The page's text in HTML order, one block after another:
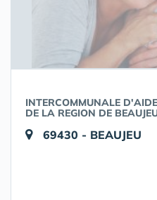
INTERCOMMUNALE
DE LA REGION DE
69430 - BEAUJEU